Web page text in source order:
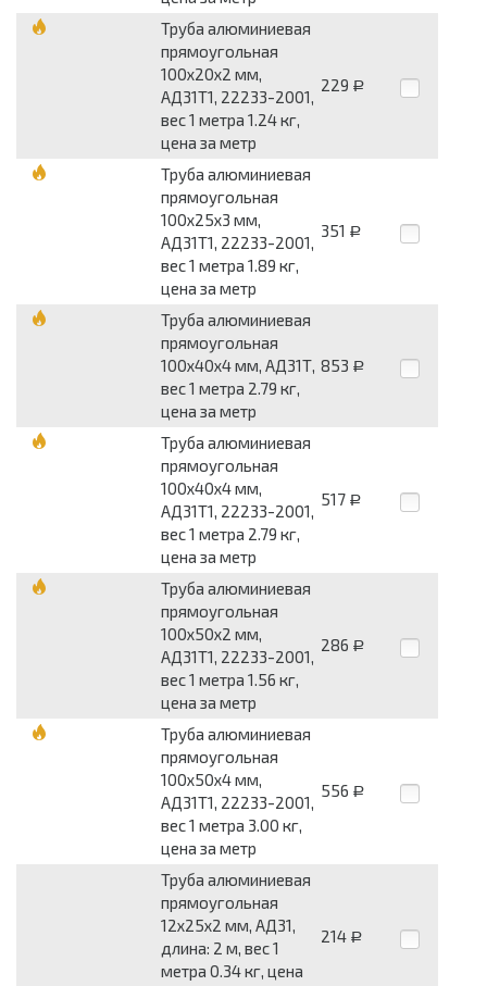
Труба алюминиевая
прямоугольная
100x20x2 мм,
АД31Т1, 22233-2001,
вес 1 метра 1.24 кг,
цена за метр
229 Р
Труба алюминиевая
прямоугольная
100x25x3 мм,
АД31Т1, 22233-2001,
вес 1 метра 1.89 кг,
цена за метр
351 Р
Труба алюминиевая
прямоугольная
100x40x4 мм, АД31Т,
вес 1 метра 2.79 кг,
цена за метр
853 Р
Труба алюминиевая
прямоугольная
100x40x4 мм,
АД31Т1, 22233-2001,
вес 1 метра 2.79 кг,
цена за метр
517 Р
Труба алюминиевая
прямоугольная
100x50x2 мм,
АД31Т1, 22233-2001,
вес 1 метра 1.56 кг,
цена за метр
286 Р
Труба алюминиевая
прямоугольная
100x50x4 мм,
АД31Т1, 22233-2001,
вес 1 метра 3.00 кг,
цена за метр
556 Р
Труба алюминиевая
прямоугольная
12x25x2 мм, АД31,
длина: 2 м, вес 1
метра 0.34 кг, цена
214 Р